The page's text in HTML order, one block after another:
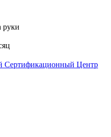
руки
Сертификационный Центр